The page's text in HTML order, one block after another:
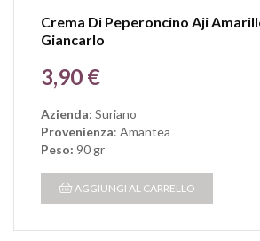
Crema Di Peperoncino Aji
Giancarlo
Prezzo
3,90 €
Azienda: Suriano
Provenienza: Amantea
Peso: 90 gr
AGGIUNGI AL CARRELLO